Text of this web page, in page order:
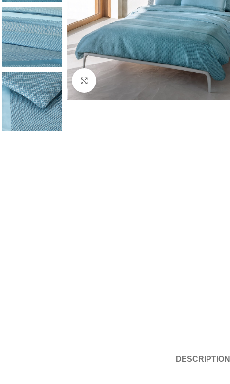
DESCRIPTION